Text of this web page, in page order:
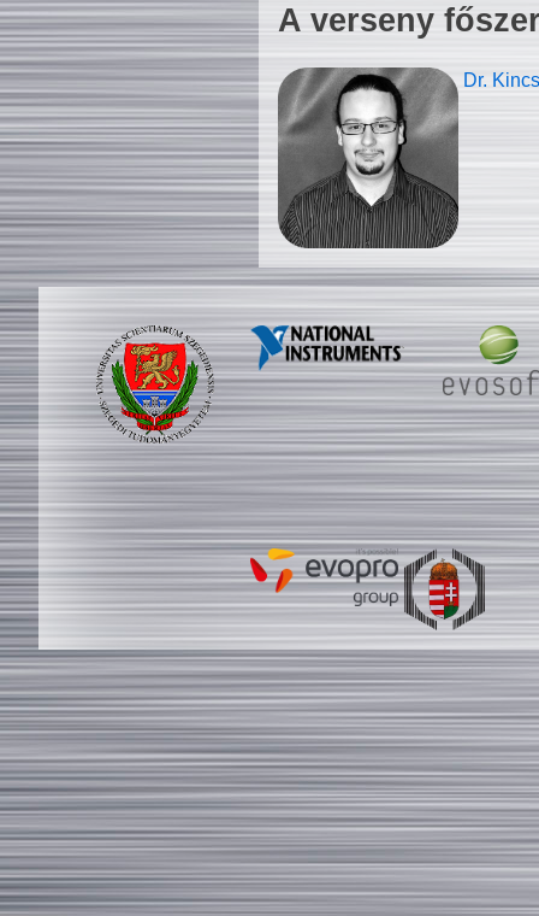
A verseny
Dr.